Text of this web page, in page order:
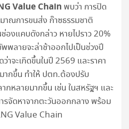
Value Chain พบว่า การปิด
าณการขนส่ง ก๊าซธรรมชาติ
องแคบดังกล่าว หายไปราว 20%
พลายจะล่าช้าออกไปเป็นช่วงปี
าจะเกิดขึ้นในปี 2569 และราคา
ากขึ้น ทำให้ ปตท.ต้องปรับ
กหลายมากขึ้น เช่น ในสหรัฐฯ และ
จัดหาจากตะวันออกกลาง พร้อม
Value Chain